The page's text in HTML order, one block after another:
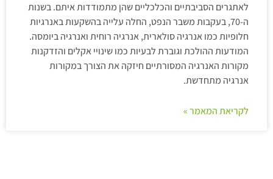
לאתגרים הסביבתיים והכלכליים שהן מתמודדות איתם. בשנות
ה-70, בעקבות משבר הנפט, החלה עלייה בהשקעות באנרגיות
חלופיות כמו אנרגיה סולארית, אנרגיה רוחית ואנרגיה ביומסה.
המודעות ההולכת וגוברת לבעיות כמו שינויי אקלים והזדקנות
מקורות האנרגיה המסורתיים חיזקה את הצורך במקורות
אנרגיה מתחדשת.
לקריאת המאמר »